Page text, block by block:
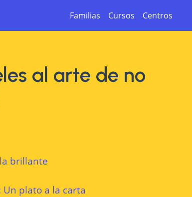
Familias Cursos Centros
al arte de no
brillante
Un plato a la carta